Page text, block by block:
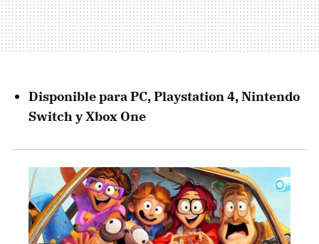
Disponible para PC, Playstation 4, Nintendo
Switch y Xbox One